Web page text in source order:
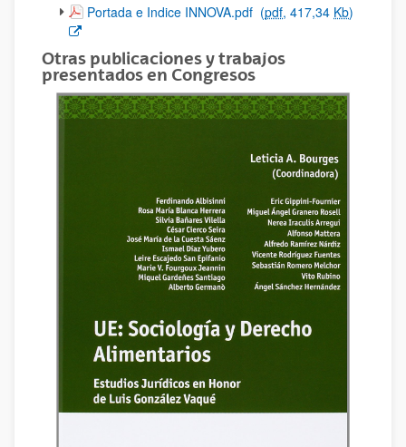
(Abre una nueva ventana)
Portada e Indice INNOVA.pdf (pdf, 417,34 Kb)
Otras publicaciones y trabajos
presentados en Congresos